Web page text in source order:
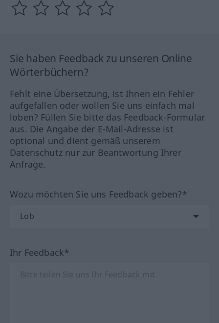
Sie haben Feedback zu unseren Online
Wörterbüchern?
Fehlt eine Übersetzung, ist Ihnen ein Fehler
aufgefallen oder wollen Sie uns einfach mal
loben? Füllen Sie bitte das Feedback-Formular
aus. Die Angabe der E-Mail-Adresse ist
optional und dient gemäß unserem
Datenschutz nur zur Beantwortung Ihrer
Anfrage.
Wozu möchten Sie uns Feedback geben?*
Ihr Feedback*